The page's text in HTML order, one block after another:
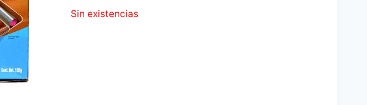
Sin existencias